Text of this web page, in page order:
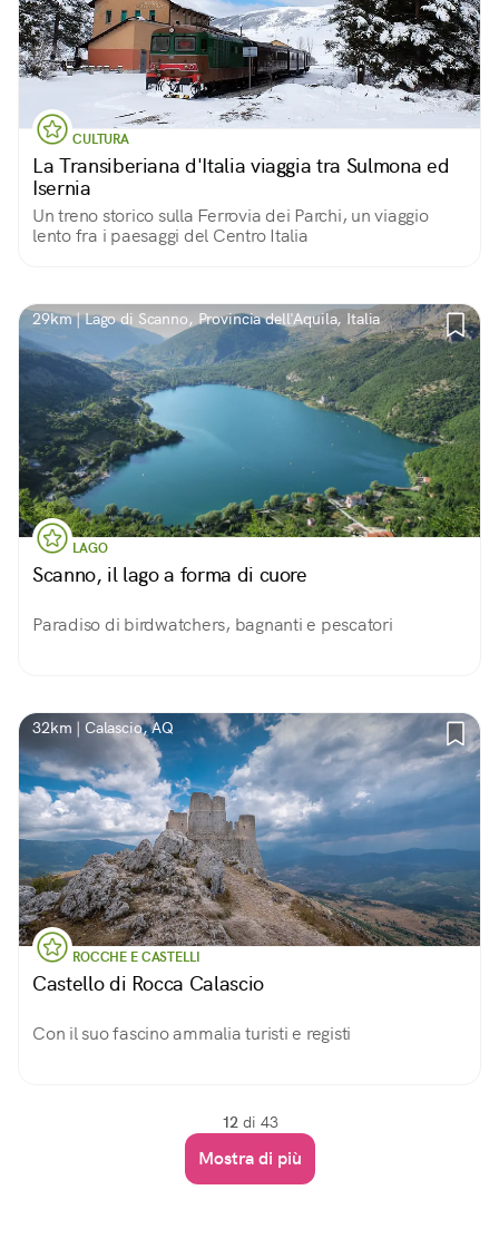
CULTURA
La Transiberiana d'Italia viaggia tra Sulmona ed
Isernia
Un treno storico sulla Ferrovia dei Parchi, un viaggio
lento fra i paesaggi del Centro Italia
29km | Lago di Scanno, Provincia dell'Aquila, Italia
LAGO
Scanno, il lago a forma di cuore
Paradiso di birdwatchers, bagnanti e pescatori
32km | Calascio, AQ
ROCCHE E CASTELLI
Castello di Rocca Calascio
Con il suo fascino ammalia turisti e registi
12 di 43
Mostra di più